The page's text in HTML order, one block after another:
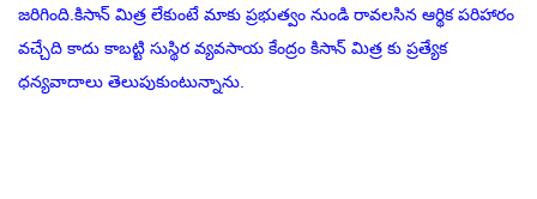
జరిగింది.కిసాన్ మిత్ర లేకుంటే మాకు ప్రభుత్వం నుండి రావలసిన ఆర్థిక పరిహారం
వచ్చేది కాదు కాబట్టి సుస్థిర వ్యవసాయ కేంద్రం కిసాన్ మిత్ర కు ప్రత్యేక
ధన్యవాదాలు తెలుపుకుంటున్నాను.